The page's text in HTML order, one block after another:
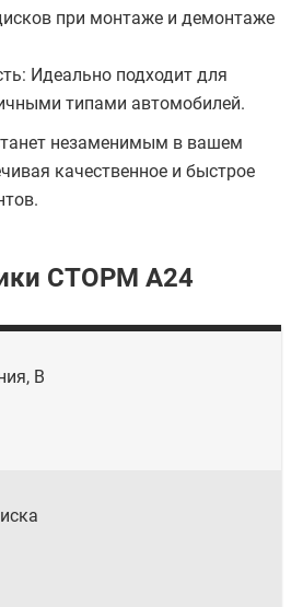
при монтаже и демонтаже
Идеально подходит для
типами автомобилей.
незаменимым в вашем
качественное и быстрое
СТОРМ A24
В